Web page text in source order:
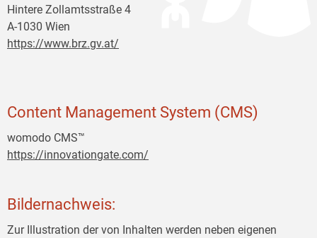
Hintere Zollamtsstraße 4
A-1030 Wien
https://www.brz.gv.at/
Content Management System (CMS)
womodo CMS™
https://innovationgate.com/
Bildernachweis:
Zur Illustration der von Inhalten werden neben eigenen